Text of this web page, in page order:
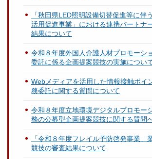
「秋田県LED照明設備切替促進等に伴
活用促進事業」における連携パートナ
結果について
令和８年度外国人介護人材プロモーシ
委託に係る企画提案競技の実施につい
Webメディアを活用した情報接触ポイ
務委託に関する質問について
令和８年度立地環境デジタルプロモー
務の公募型企画提案競技に関する質問
「令和８年度フレイル予防啓発事業」
競技の審査結果について